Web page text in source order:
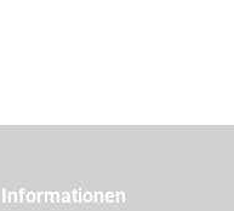
Informationen